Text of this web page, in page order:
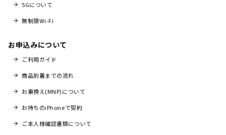
5Gについて
無制限Wi-Fi
お申込みについて
ご利用ガイド
商品到着までの流れ
お乗換え(MNP)について
お持ちのiPhoneで契約
ご本人様確認書類について